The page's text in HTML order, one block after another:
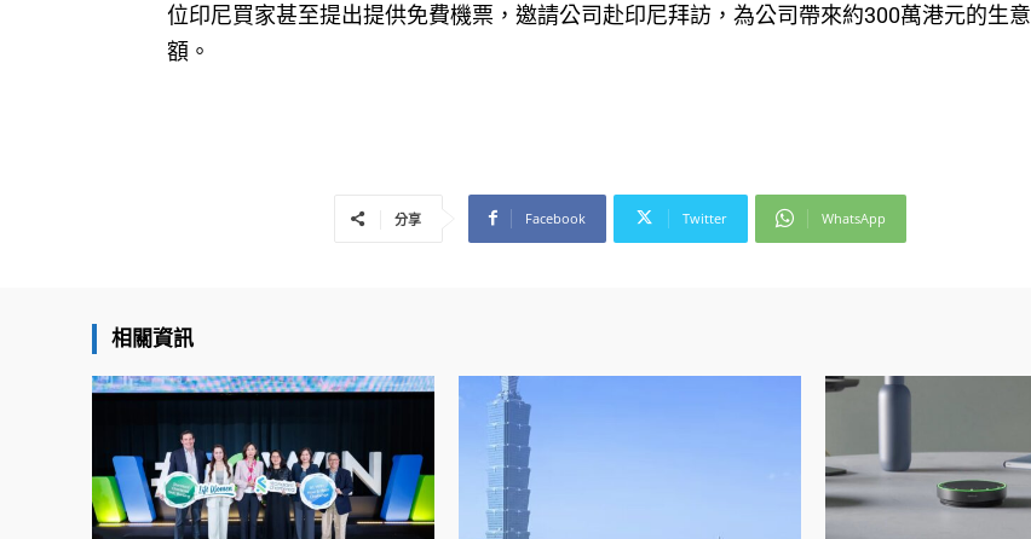
位印尼買家甚至提出提供免費機票，邀請公司赴印尼拜訪，為公司帶來約300萬港元的生意
額。
分享 Facebook Twitter WhatsApp
相關資訊